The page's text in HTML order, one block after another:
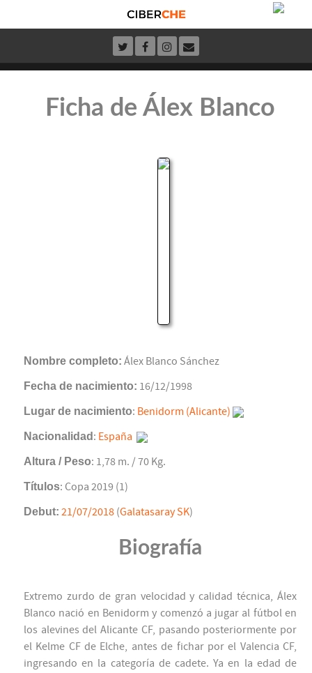
Ficha de Álex Blanco
Nombre completo: Álex Blanco Sánchez
Fecha de nacimiento: 16/12/1998
Lugar de nacimiento: Benidorm (Alicante)
Nacionalidad : España
Altura / Peso: 1,78 m. / 70 Kg.
Títulos: Copa 2019 (1)
Debut: 21/07/2018 (Galatasaray SK)
Biografía
Extremo zurdo de gran velocidad y calidad técnica, Álex
Blanco nació en Benidorm y comenzó a jugar al fútbol en
los alevines del Alicante CF, pasando posteriormente por
el Kelme CF de Elche, antes de fichar por el Valencia CF,
ingresando en la categoría de cadete. Ya en la edad de